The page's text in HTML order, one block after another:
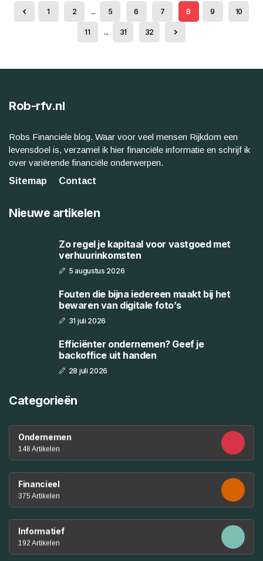
1 2 ... 5 6 7 8 9 10
11 ... 31 32
Rob-rfv.nl
Robs Financiele blog. Waar voor veel mensen Rijkdom een
levensdoel is, verzamel ik hier financiële informatie en schrijf ik
over variërende financiële onderwerpen.
Sitemap
Contact
Nieuwe artikelen
Zo regel je kapitaal voor vastgoed met
verhuurinkomsten
5 augustus 2026
Fouten die bijna iedereen maakt bij het
bewaren van digitale foto’s
31 juli 2026
Efficiënter ondernemen? Geef je
backoffice uit handen
28 juli 2026
Categorieën
Ondernemen
148 Artikelen
Financieel
375 Artikelen
Informatief
192 Artikelen